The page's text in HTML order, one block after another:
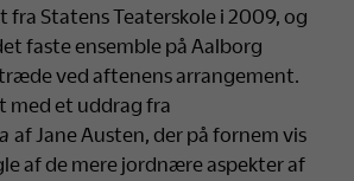
fra Statens Teaterskole i 2009, og
faste ensemble på Aalborg
ved aftenens arrangement.
med et uddrag fra
af Jane Austen, der på fornem vis
af de mere jordnære aspekter af